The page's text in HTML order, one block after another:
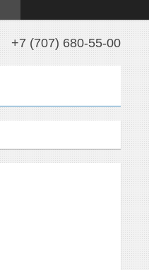
+7 (707) 680-55-00